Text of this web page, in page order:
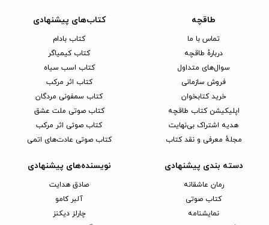
طاقچه
تماس با ما
دربارهٔ طاقچه
سوال‌های متداول
فروش سازمانی
خرید کتابخوان
اپلیکیشن کتاب طاقچه
هدیه اشتراک بی‌نهایت
مجلهٔ معرفی و نقد کتاب
کتاب‌های پیشنهادی
کتاب بادام
کتاب کیمیاگر
کتاب اسب سیاه
کتاب اثر مرکب
کتاب سمفونی مردگان
کتاب صوتی ملت عشق
کتاب صوتی اثر مرکب
کتاب صوتی عادت‌های اتمی
دسته بندی پیشنهادی
رمان عاشقانه
کتاب‌ صوتی
نمایشنامه
نویسنده‌های پیشنهادی
صادق هدایت
آلبر کامو
چارلز دیکنز